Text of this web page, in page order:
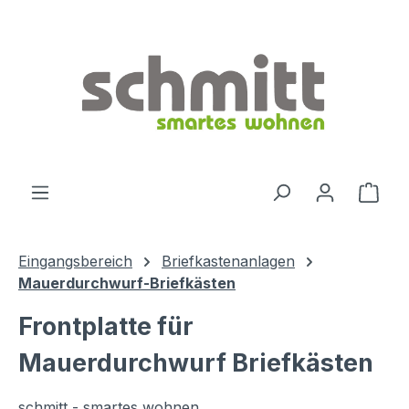
Eingangsbereich
Briefkastenanlagen
Mauerdurchwurf-Briefkästen
Frontplatte für
Mauerdurchwurf Briefkästen